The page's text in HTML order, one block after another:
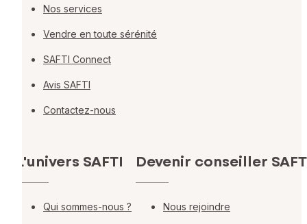
Nos services
Vendre en toute sérénité
SAFTI Connect
Avis SAFTI
Contactez-nous
L'univers SAFTI
Qui sommes-nous ?
Devenir conseiller
Nous rejoindre